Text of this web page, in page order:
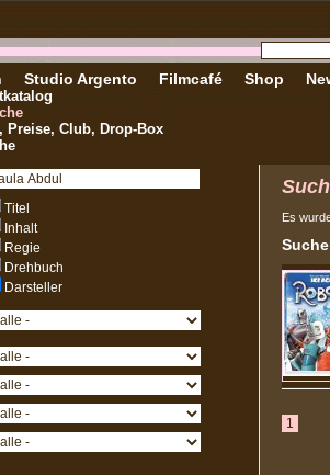
Preise, Club, Drop-Box
Studio Argento Filmcafé Shop
Titel
Inhalt
Regie
Drehbuch
Darsteller
Es
1